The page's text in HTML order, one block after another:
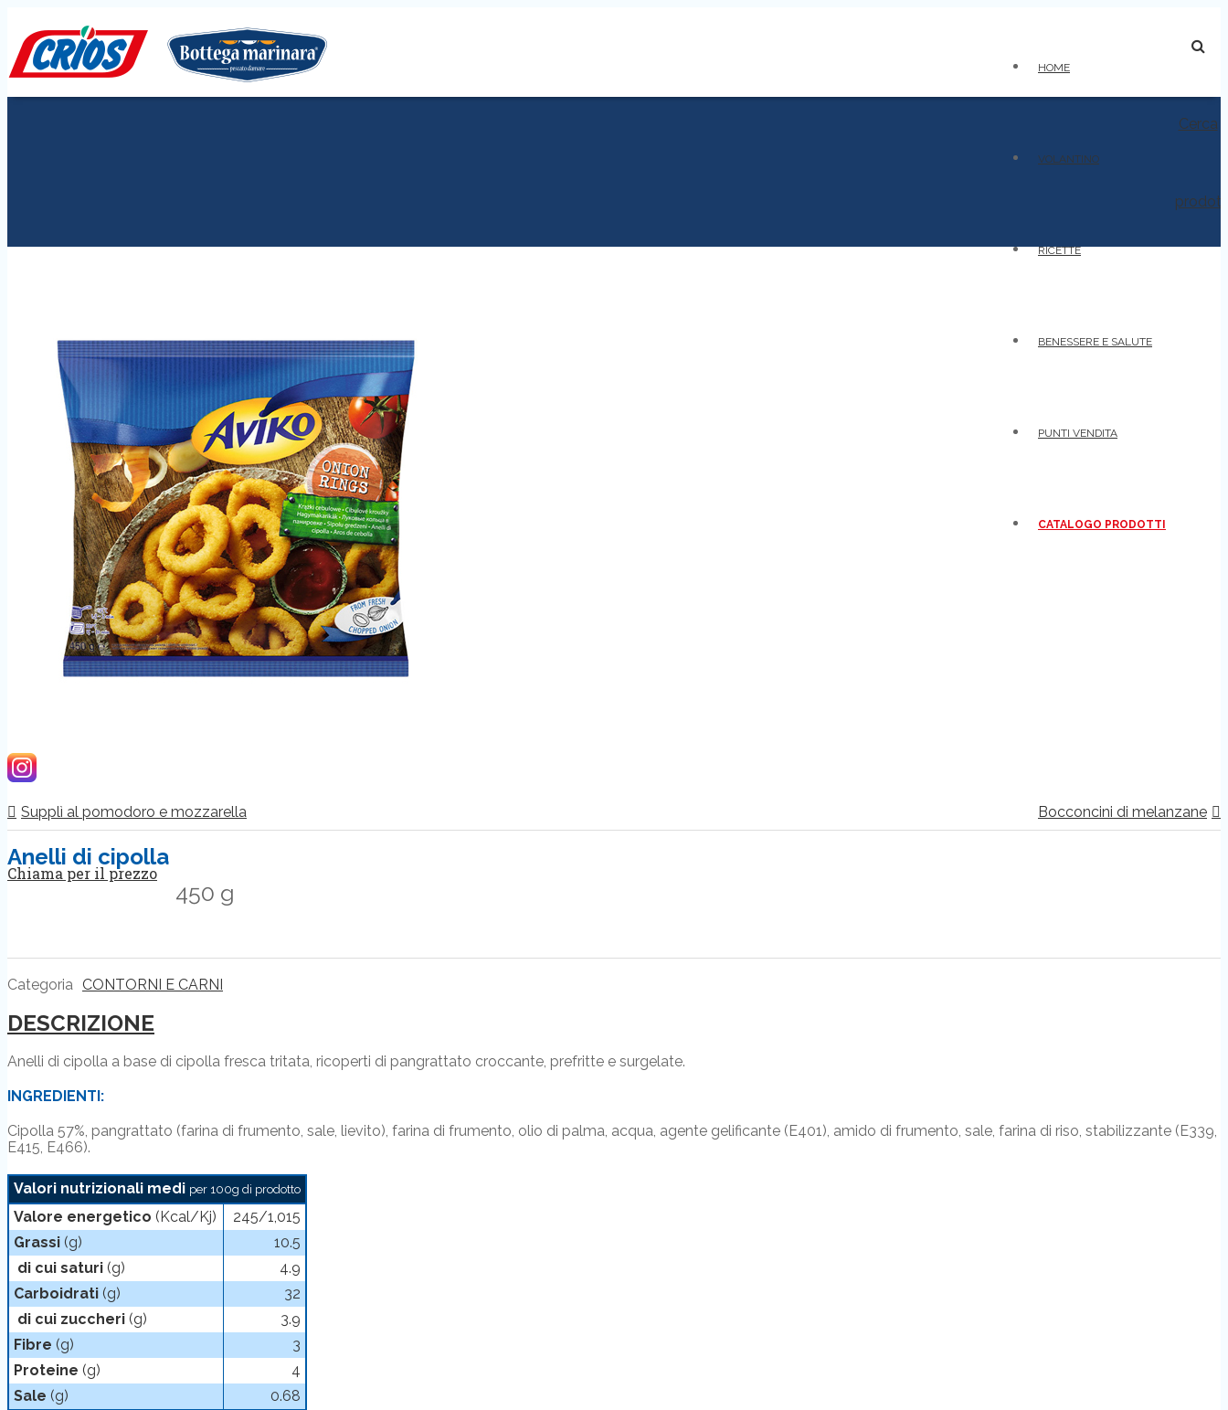
Cerca
HOME
VOLANTINO
RICETTE
BENESSERE E SALUTE
PUNTI VENDITA
CATALOGO PRODOTTI
Supplì al pomodoro e mozzarella Bocconcini di melanzane
Anelli di cipolla
Chiama per il prezzo
450 g
Categoria CONTORNI E CARNI
DESCRIZIONE
Anelli di cipolla a base di cipolla fresca tritata, ricoperti di pangrattato croccante, prefritte e surgelate.
INGREDIENTI:
Cipolla 57%, pangrattato (farina di frumento, sale, lievito), farina di frumento, olio di palma, acqua, agente gelificante (E401), amido di frumento, sale, farina di riso, stabilizzante (E339,
E415, E466).
Valori nutrizionali medi per 100g di prodotto
Valore energetico (Kcal/Kj)
245/1,015
Grassi (g)
10.5
di cui saturi (g)
4.9
Carboidrati (g)
32
di cui zuccheri (g)
3.9
Fibre (g)
3
Proteine (g)
4
Sale (g) 0.68